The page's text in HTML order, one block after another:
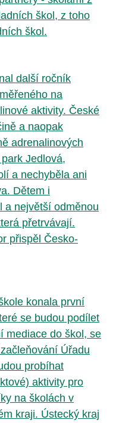
škol, z toho
škol.
další ročník
na
aktivity. České
a naopak
adrenalinových
Jedlová,
a nechyběla ani
Dětem i
a největší odměnou
přetrvávají.
přispěl Česko-
konala první
se budou podílet
mediace do škol, se
Úřadu
probíhat
aktivity pro
na školách v
kraji. Ústecký kraj